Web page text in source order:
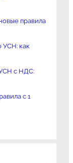
правила
УСН: как
с НДС:
с 1